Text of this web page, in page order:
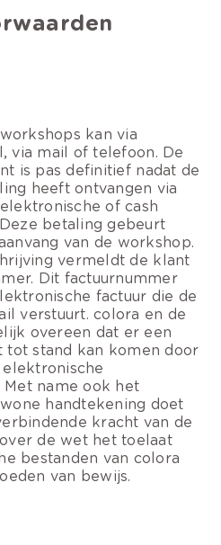
kan via
via mail of telefoon. De
is pas definitief nadat de
heeft ontvangen via
of cash
betaling gebeurt
van de workshop.
vermeldt de klant
Dit factuurnummer
factuur die de
verstuurt. colora en de
overeen dat er een
tot stand kan komen door
name ook het
handtekening doet
kracht van de
de wet het toelaat
bestanden van colora
van bewijs.